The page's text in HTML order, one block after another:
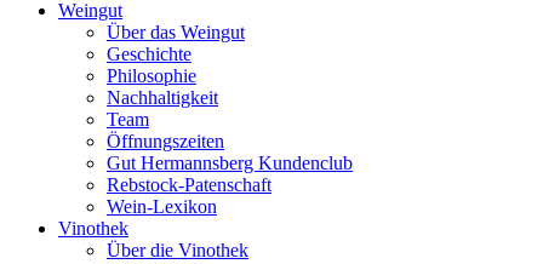
Weingut
Über das Weingut
Geschichte
Philosophie
Nachhaltigkeit
Team
Öffnungszeiten
Gut Hermannsberg Kundenclub
Rebstock-Patenschaft
Wein-Lexikon
Vinothek
Über die Vinothek